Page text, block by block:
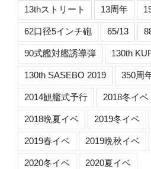
13thストリート 13周年
62口径5インチ砲 65/13
90式艦対艦誘導弾 130th
130th SASEBO 2019 350周
2014観艦式予行 2018冬イベ
2018晩夏イベ 2019冬イベ
2019春イベ 2019晩秋イベ
2020冬イベ 2020夏イベ